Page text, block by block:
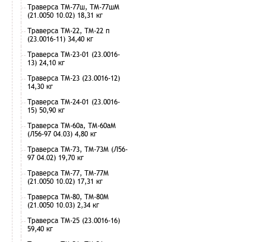
Траверса ТМ-77ш, ТМ-77шМ
(21.0050 10.02) 18,31 кг
Траверса ТМ-22, ТМ-22 п
(23.0016-11) 34,40 кг
Траверса ТМ-23-01 (23.0016-
13) 24,10 кг
Траверса ТМ-23 (23.0016-12)
14,30 кг
Траверса ТМ-24-01 (23.0016-
15) 50,90 кг
Траверса ТМ-60а, ТМ-60аМ
(Л56-97 04.03) 4,80 кг
Траверса ТМ-73, ТМ-73М (Л56-
97 04.02) 19,70 кг
Траверса ТМ-77, ТМ-77М
(21.0050 10.02) 17,31 кг
Траверса ТМ-80, ТМ-80М
(21.0050 10.03) 2,34 кг
Траверса ТМ-25 (23.0016-16)
59,40 кг